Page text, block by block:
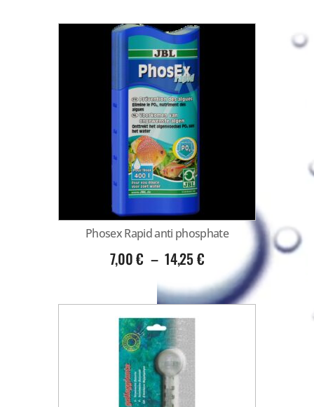
Phosex Rapid anti phosphate
7,00€ – 14,25€